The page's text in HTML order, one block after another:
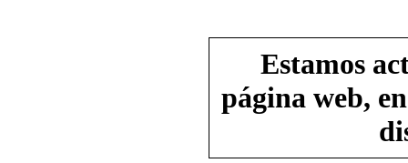
Estamos
página web,